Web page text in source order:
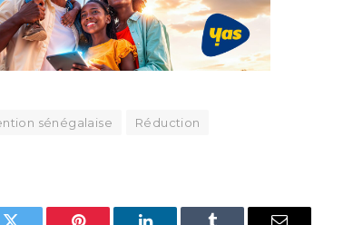
sénégalaise
Réduction